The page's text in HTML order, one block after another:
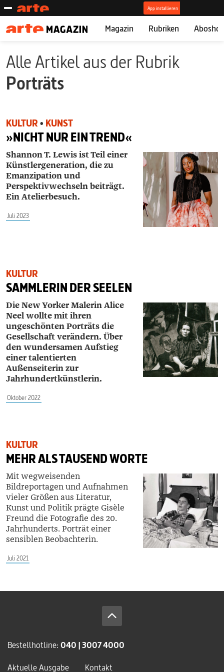
Magazin Rubriken
Alle Artikel aus der Rubrik
Porträts
KULTUR • KUNST
»NICHT NUR EIN TREND«
Shannon T. Lewis ist Teil einer
Künstlergeneration, die zu
Emanzipation und
Perspektivwechseln beiträgt.
Ein Atelierbesuch.
Juli 2023
KULTUR
SAMMLERIN DER SEELEN
Die New Yorker Malerin Alice
Neel wollte mit ihren
ungeschönten Porträts die
Gesellschaft verändern. Über
den wundersamen Aufstieg
einer talentierten
Außenseiterin zur
Jahrhundertkünstlerin.
Oktober 2022
KULTUR
MEHR ALS TAUSEND WORTE
Mit wegweisenden
Bildreportagen und Aufnahmen
vieler Größen aus Literatur,
Kunst und Politik prägte Gisèle
Freund die Fotografie des 20.
Jahrhunderts. Porträt einer
sensiblen Beobachterin.
Juli 2021
Bestellhotline: 040 | 3007 4000
Aktuelle Ausgabe
Kontakt